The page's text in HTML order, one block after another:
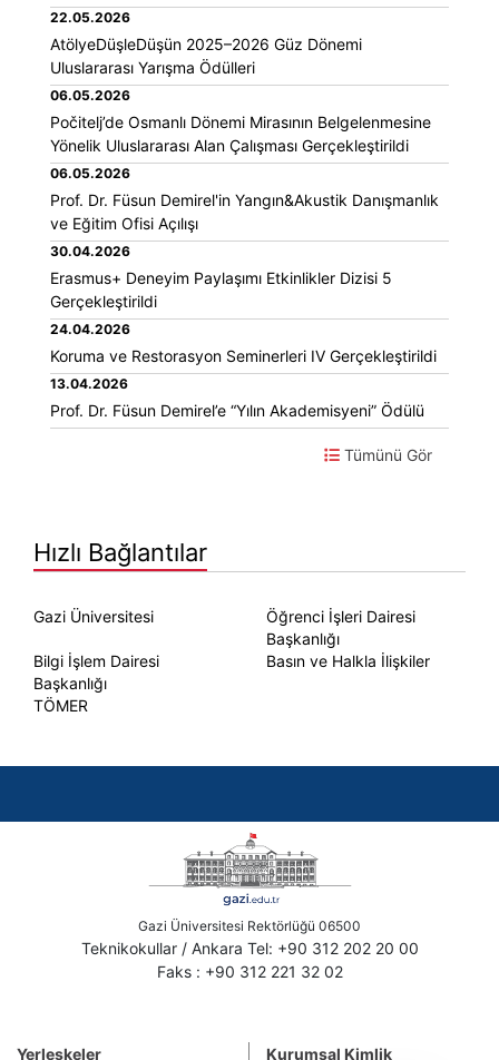
Kuruluşunun 60. Yılına İthafen Çalıştay ve Sergi
22.05.2026
AtölyeDüşleDüşün 2025–2026 Güz Dönemi
Uluslararası Yarışma Ödülleri
06.05.2026
Počitelj’de Osmanlı Dönemi Mirasının Belgelenmesine
Yönelik Uluslararası Alan Çalışması Gerçekleştirildi
06.05.2026
Prof. Dr. Füsun Demirel'in Yangın&Akustik Danışmanlık
ve Eğitim Ofisi Açılışı
30.04.2026
Erasmus+ Deneyim Paylaşımı Etkinlikler Dizisi 5
Gerçekleştirildi
24.04.2026
Koruma ve Restorasyon Seminerleri IV Gerçekleştirildi
13.04.2026
Prof. Dr. Füsun Demirel’e “Yılın Akademisyeni” Ödülü
Tümünü Gör
Hızlı Bağlantılar
Gazi Üniversitesi
Öğrenci İşleri Dairesi
Başkanlığı
Bilgi İşlem Dairesi
Başkanlığı
Basın ve Halkla İlişkiler
TÖMER
Gazi Üniversitesi Rektörlüğü 06500
Teknikokullar / Ankara Tel: +90 312 202 20 00
Faks : +90 312 221 32 02
Yerleşkeler Kurumsal Kimlik